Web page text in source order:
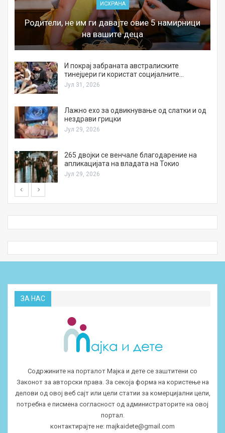
ИСХРАНА
Родители, не им ги давајте овие 5 намирници
на вашите деца
И покрај забраната австралиските
тинејџери ги користат социјалните…
Јул 31, 2026
Лажно ехо за одвикнување од слатки и од
нездрави грицки
Јул 29, 2026
265 двојки се венчале благодарение на
апликацијата на владата на Токио
Јул 29, 2026
ЗА НАС
Содржините на порталот Мајка и дете се заштитени со
Законот за авторски права. За секоја форма на користење на
делови од овој веб сајт или цели статии за комерцијални цели,
потребна е писмена согласност од администраторите на овој
портал.
контактирајте не: majkaidete@gmail.com